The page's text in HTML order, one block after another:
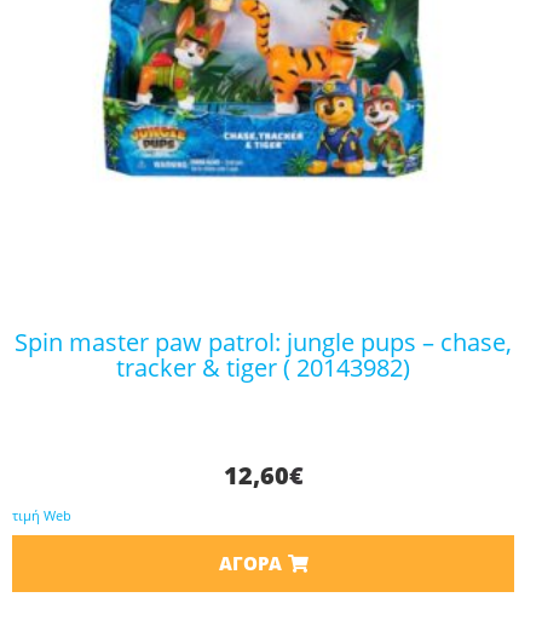
spin master paw patrol: jungle pups – chase,
tracker & tiger ( 20143982)
12,60€
τιμή Web
ΑΓΟΡΆ